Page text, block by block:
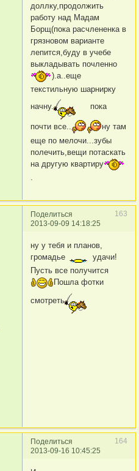
доллку,продолжить
работу над Мадам
Борщ(пока расчлененка в
грязновом варианте
лепится,буду в учебе
выкладывать почленно
).а..еще
текстильную шарнирку
начну.
пока
почти все..
ну там
еще по мелочи...зубы
полечить,вещи потаскать
на другую квартиру
Поделиться
163
2013-09-09 14:18:25
ну у тебя и планов,
громадье
удачи!
Пусть все получится
Пошла фотки
смотреть
Поделиться
164
2013-09-16 10:45:25